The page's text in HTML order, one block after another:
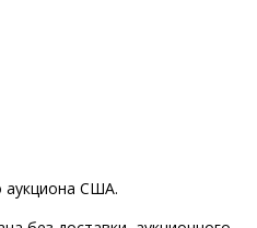
аукциона США.